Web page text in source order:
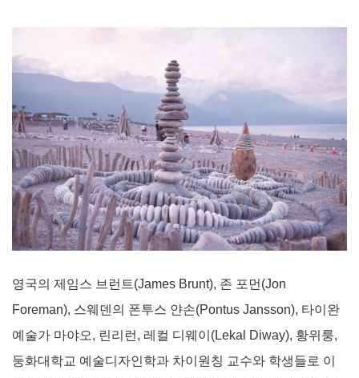
영국의 제임스 브런트(James Brunt), 존 포먼(Jon
Foreman), 스웨덴의 폰투스 얀손(Pontus Jansson), 타이완
예술가 마야오, 린리런, 레컬 디웨이(Lekal Diway), 황위룽,
둥화대학교 예술디자인학과 차이원칭 교수와 학생들로 이